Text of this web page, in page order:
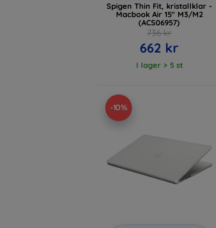
Spigen Thin Fit, kristallklar -
Macbook Air 15" M3/M2
(ACS06957)
736 kr
662 kr
I lager > 5 st
-10%